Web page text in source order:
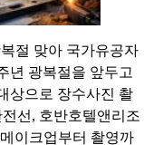
절 맞아 국가유공자
년 광복절을 앞두고
상으로 장수사진 촬
선, 호반호텔앤리조
이크업부터 촬영까